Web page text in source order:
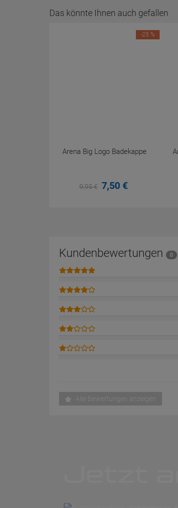
Das könnte Ihnen auch gefallen
Arena Big Logo Badekappe
9,95€ 7,50 €
-25 %
Kundenbewertungen
0
Alle Bewertungen anzeigen